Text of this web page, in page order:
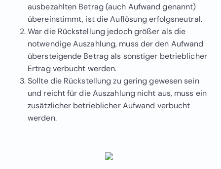
ausbezahlten Betrag (auch Aufwand genannt)
übereinstimmt, ist die Auflösung erfolgsneutral.
War die Rückstellung jedoch größer als die
notwendige Auszahlung, muss der den Aufwand
übersteigende Betrag als sonstiger betrieblicher
Ertrag verbucht werden.
Sollte die Rückstellung zu gering gewesen sein
und reicht für die Auszahlung nicht aus, muss ein
zusätzlicher betrieblicher Aufwand verbucht
werden.